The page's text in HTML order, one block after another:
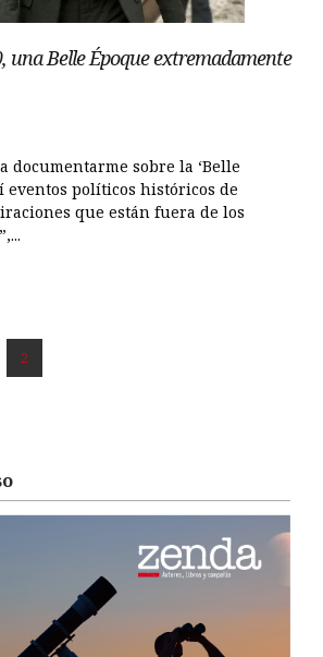
una Belle Époque extremadamente
documentarme sobre la ‘Belle
eventos políticos históricos de
que están fuera de los
2